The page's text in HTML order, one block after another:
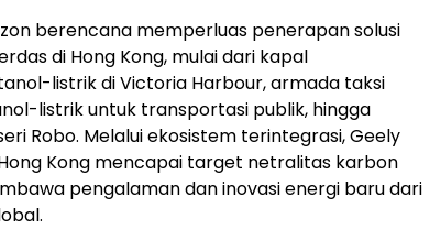
berencana memperluas penerapan solusi
di Hong Kong, mulai dari kapal
listrik di Victoria Harbour, armada taksi
listrik untuk transportasi publik, hingga
Robo. Melalui ekosistem terintegrasi, Geely
Kong mencapai target netralitas karbon
pengalaman dan inovasi energi baru dari